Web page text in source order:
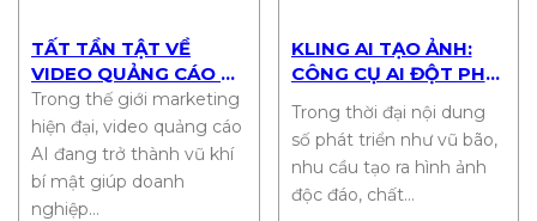
TẤT TẦN TẬT VỀ
VIDEO QUẢNG CÁO AI:
TỐI ƯU CHI PHÍ, TỐI
ĐA HIỆU QUẢ
Trong thế giới marketing
hiện đại, video quảng cáo
AI đang trở thành vũ khí
bí mật giúp doanh
nghiệp…
KLING AI TẠO ẢNH:
CÔNG CỤ AI ĐỘT PHÁ
ẢNH 2025
Trong thời đại nội dung
số phát triển như vũ bão,
nhu cầu tạo ra hình ảnh
độc đáo, chất…